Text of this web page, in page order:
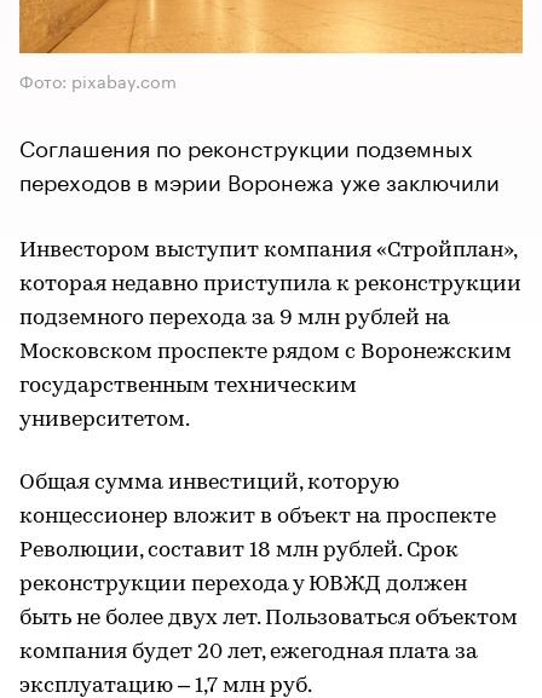
Фото: pixabay.com
Соглашения по реконструкции подземных
переходов в мэрии Воронежа уже заключили
Инвестором выступит компания «Стройплан»,
которая недавно приступила к реконструкции
подземного перехода за 9 млн рублей на
Московском проспекте рядом с Воронежским
государственным техническим
университетом.
Общая сумма инвестиций, которую
концессионер вложит в объект на проспекте
Революции, составит 18 млн рублей. Срок
реконструкции перехода у ЮВЖД должен
быть не более двух лет. Пользоваться объектом
компания будет 20 лет, ежегодная плата за
эксплуатацию – 1,7 млн руб.